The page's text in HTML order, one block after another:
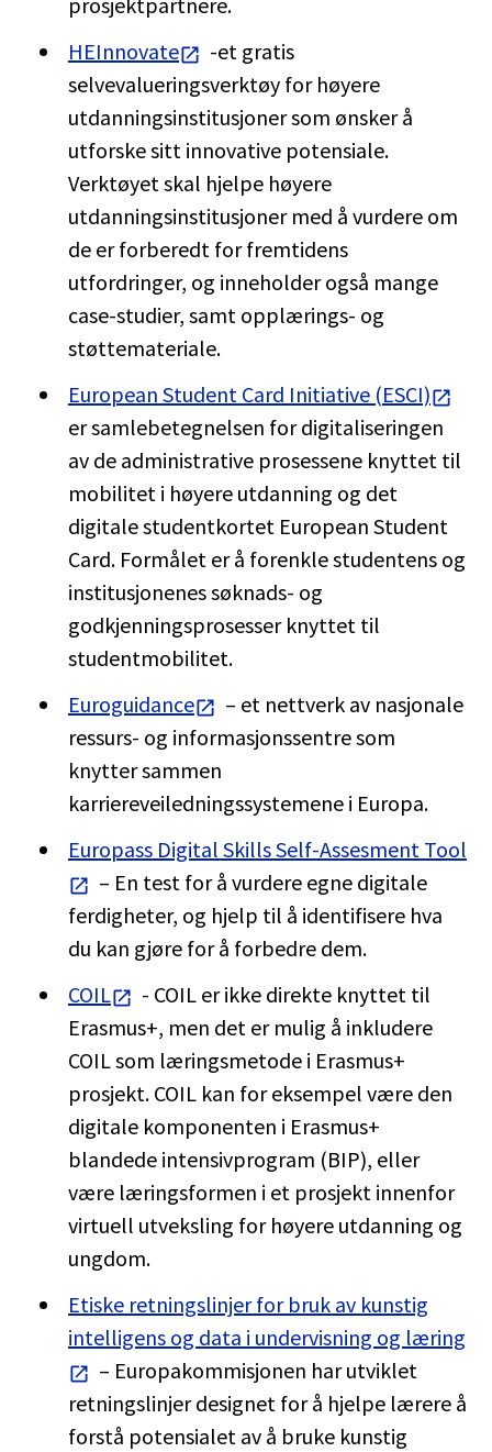
HEInnovate
-et gratis
selvevalueringsverktøy for høyere
utdanningsinstitusjoner som ønsker å
utforske sitt innovative potensiale.
Verktøyet skal hjelpe høyere
utdanningsinstitusjoner med å vurdere om
de er forberedt for fremtidens
utfordringer, og inneholder også mange
case-studier, samt opplærings- og
støttemateriale.
European Student Card Initiative (ESCI)
er samlebetegnelsen for digitaliseringen
av de administrative prosessene knyttet til
mobilitet i høyere utdanning og det
digitale studentkortet European Student
Card. Formålet er å forenkle studentens og
institusjonenes søknads- og
godkjenningsprosesser knyttet til
studentmobilitet.
Euroguidance
– et nettverk av nasjonale
ressurs- og informasjonssentre som
knytter sammen
karriereveiledningssystemene i Europa.
Europass Digital Skills Self-Assesment Tool
– En test for å vurdere egne digitale
ferdigheter, og hjelp til å identifisere hva
du kan gjøre for å forbedre dem.
COIL
- COIL er ikke direkte knyttet til
Erasmus+, men det er mulig å inkludere
COIL som læringsmetode i Erasmus+
prosjekt. COIL kan for eksempel være den
digitale komponenten i Erasmus+
blandede intensivprogram (BIP), eller
være læringsformen i et prosjekt innenfor
virtuell utveksling for høyere utdanning og
ungdom.
Etiske retningslinjer for bruk av kunstig
intelligens og data i undervisning og læring
– Europakommisjonen har utviklet
retningslinjer designet for å hjelpe lærere å
forstå potensialet av å bruke kunstig